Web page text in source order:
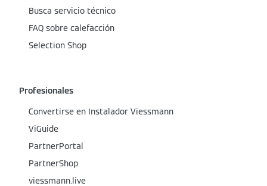
Busca servicio técnico
FAQ sobre calefacción
Selection Shop
Profesionales
Convertirse en Instalador Viessmann
ViGuide
PartnerPortal
PartnerShop
viessmann.live